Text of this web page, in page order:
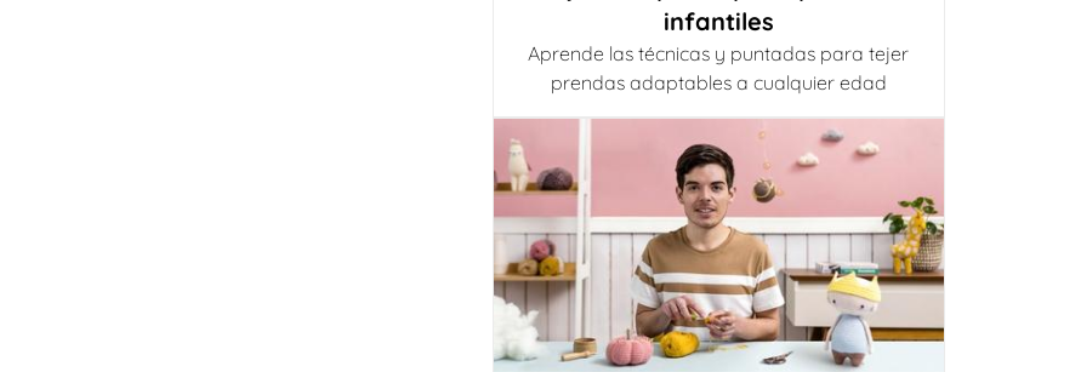
infantiles
Aprende las técnicas y puntadas para tejer
prendas adaptables a cualquier edad